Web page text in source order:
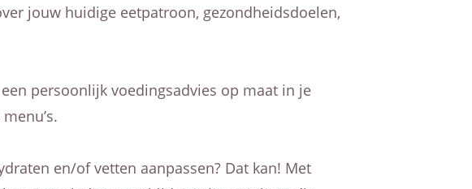
jouw huidige eetpatroon, gezondheidsdoelen,
persoonlijk voedingsadvies op maat in je
en/of vetten aanpassen? Dat kan! Met